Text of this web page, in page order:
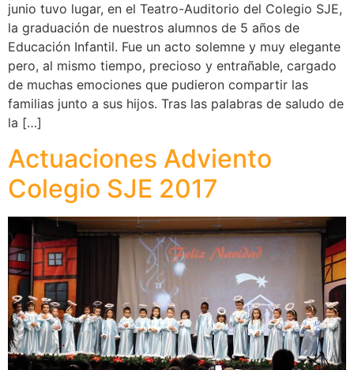
junio tuvo lugar, en el Teatro-Auditorio del Colegio SJE,
la graduación de nuestros alumnos de 5 años de
Educación Infantil. Fue un acto solemne y muy elegante
pero, al mismo tiempo, precioso y entrañable, cargado
de muchas emociones que pudieron compartir las
familias junto a sus hijos. Tras las palabras de saludo de
la […]
Actuaciones Adviento
Colegio SJE 2017